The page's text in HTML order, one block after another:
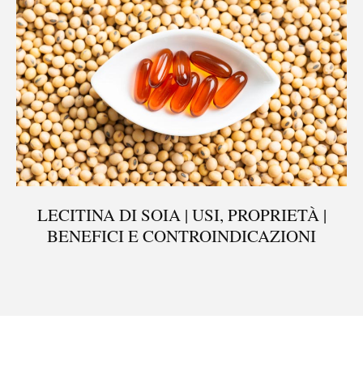
LECITINA DI SOIA | USI, PROPRIETÀ |
BENEFICI E CONTROINDICAZIONI